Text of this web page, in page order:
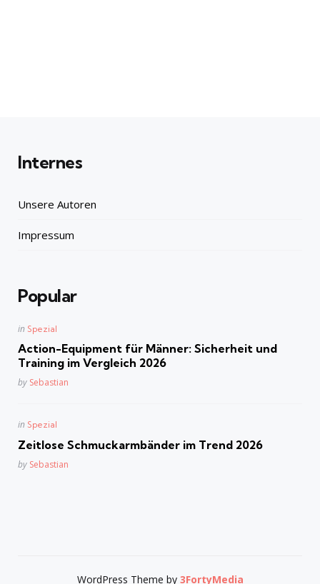
Internes
Unsere Autoren
Impressum
Popular
Posted
in Spezial
Action-Equipment für Männer: Sicherheit und
Training im Vergleich 2026
Posted
by Sebastian
Posted
in Spezial
Zeitlose Schmuckarmbänder im Trend 2026
Posted
by Sebastian
WordPress Theme by 3FortyMedia